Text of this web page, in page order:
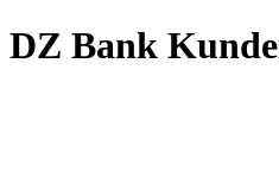
DZ Bank